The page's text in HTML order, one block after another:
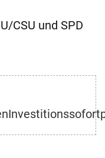
CSU und SPD